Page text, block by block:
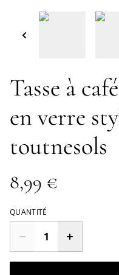
Tasse à
en verre
toutnesols
8,99 €
QUANTITÉ